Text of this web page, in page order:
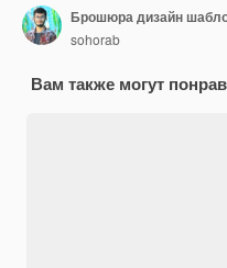
sohorab
Вам также могут